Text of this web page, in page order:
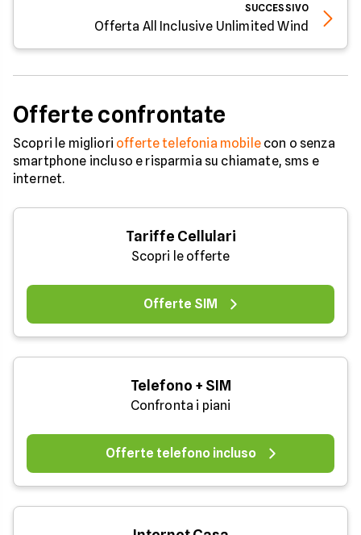
SUCCESSIVO
Offerta All Inclusive Unlimited Wind
Offerte confrontate
Scopri le migliori offerte telefonia mobilecon o senza
smartphone incluso e risparmia su chiamate, sms e
internet.
Tariffe Cellulari
Scopri le offerte
Offerte SIM
Telefono + SIM
Confronta i piani
Offerte telefono incluso